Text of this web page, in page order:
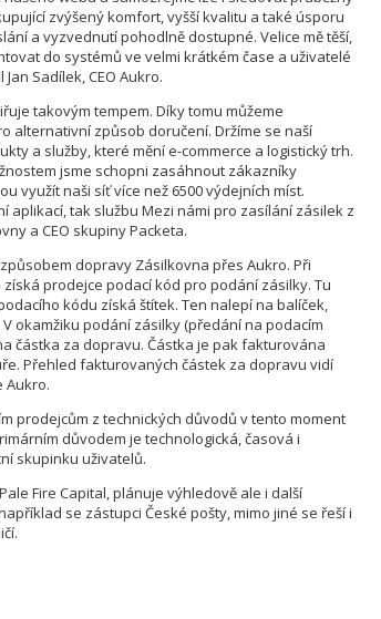
zvýšený komfort, vyšší kvalitu a také úsporu
a vyzvednutí pohodlně dostupné. Velice mě těší,
do systémů ve velmi krátkém čase a uživatelé
Sadílek, CEO Aukro.
takovým tempem. Díky tomu můžeme
alternativní způsob doručení. Držíme se naší
a služby, které mění e-commerce a logistický trh.
jsme schopni zasáhnout zákazníky
využít naši síť více než 6500 výdejních míst.
aplikací, tak službu Mezi námi pro zasílání zásilek z
a CEO skupiny Packeta.
dopravy Zásilkovna přes Aukro. Při
prodejce podací kód pro podání zásilky. Tu
kódu získá štítek. Ten nalepí na balíček,
okamžiku podání zásilky (předání na podacím
částka za dopravu. Částka je pak fakturována
Přehled fakturovaných částek za dopravu vidí
Aukro.
prodejcům z technických důvodů v tento moment
důvodem je technologická, časová i
skupinku uživatelů.
Fire Capital, plánuje výhledově ale i další
se zástupci České pošty, mimo jiné se řeší i